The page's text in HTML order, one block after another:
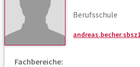
Berufsschule
Fachbereiche: